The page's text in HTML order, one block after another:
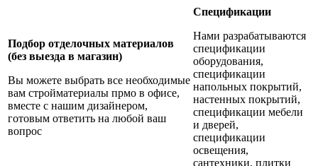
Подбор отделочных материалов
(без выезда в магазин)
Вы можете выбрать все необходимые
вам стройматериалы прмо в офисе,
вместе с нашим дизайнером,
готовым ответить на любой ваш
вопрос
Спецификации
Нами разрабатываются
спецификации
оборудования,
спецификации
напольных покрытий,
настенных покрытий,
спецификации мебели
и дверей,
спецификации
освещения,
сантехники, плитки